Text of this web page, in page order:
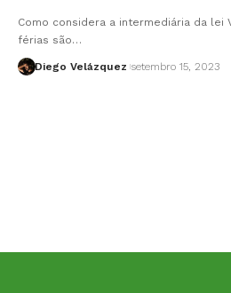
Como considera a intermediária da lei
férias são…
Diego Velázquez setembro 15, 2023